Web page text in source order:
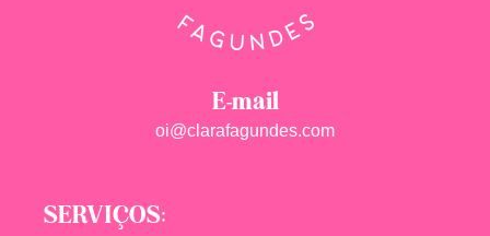
E-mail
oi@clarafagundes.com
SERVIÇOS: